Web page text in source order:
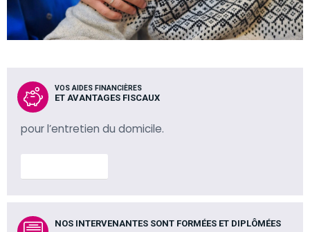
VOS AIDES FINANCIÈRES
ET AVANTAGES FISCAUX
pour l’entretien du domicile.
NOS INTERVENANTES SONT FORMÉES ET DIPLÔMÉES